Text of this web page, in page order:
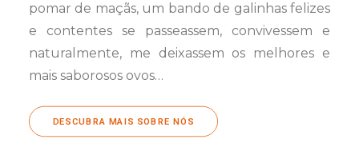
pomar de maçãs, um bando de galinhas felizes
e contentes se passeassem, convivessem e
naturalmente, me deixassem os melhores e
mais saborosos ovos…
DESCUBRA MAIS SOBRE NÓS